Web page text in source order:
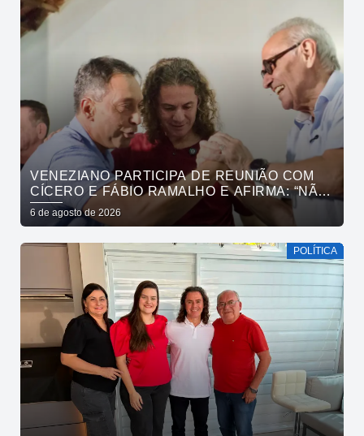
VENEZIANO PARTICIPA DE REUNIÃO COM
CÍCERO E FÁBIO RAMALHO E AFIRMA: “NÃO
ESTAMOS COMPRANDO CONSCIÊNCIAS,
MAS MOSTRANDO TRABALHO
6 de agosto de 2026
POLÍTICA